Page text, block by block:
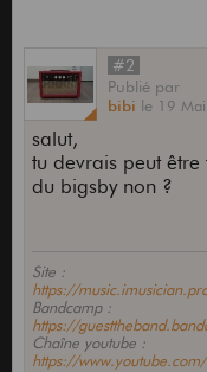
#2
Publié par
bibi le 19
salut,
tu devrais peut
du bigsby non ?
Site :
https://
Bandcamp :
https://
Chaîne youtube :
https://